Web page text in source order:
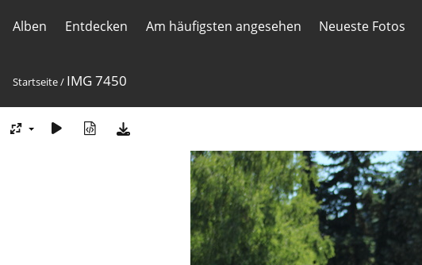
Alben Entdecken Am häufigsten angesehen Neueste Fotos
Startseite/ IMG 7450